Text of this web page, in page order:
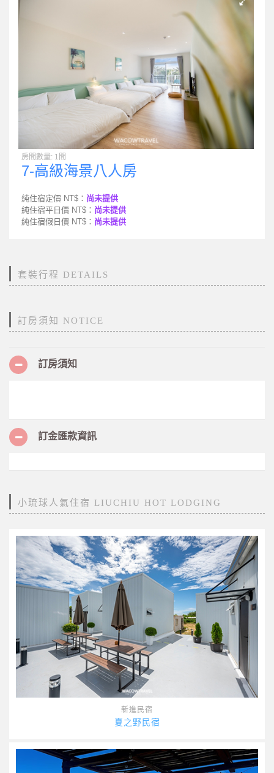
房間數量: 1間
7-高級海景八人房
純住宿定價 NT$： 尚未提供
純住宿平日價 NT$： 尚未提供
純住宿假日價 NT$： 尚未提供
套裝行程 DETAILS
訂房須知 NOTICE
訂房須知
訂金匯款資訊
小琉球人氣住宿 LIUCHIU HOT LODGING
新進民宿
夏之野民宿